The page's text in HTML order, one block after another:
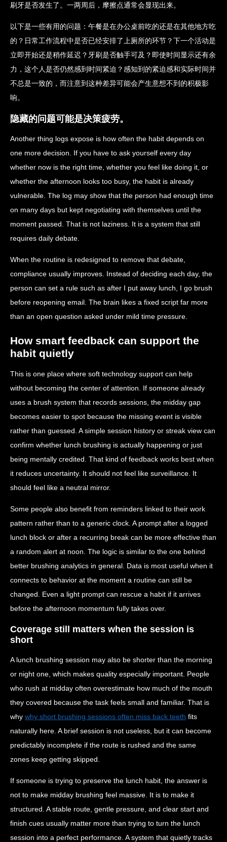
刷牙是否发生了。一两周后，摩擦点通常会显现出来。
以下是一些有用的问题：午餐是在办公桌前吃的还是在其他地方吃
的？日常工作流程中是否已经安排了上厕所的环节？下一个活动是
立即开始还是稍作延迟？牙刷是否触手可及？即使时间显示还有余
力，这个人是否仍然感到时间紧迫？感知到的紧迫感和实际时间并
不总是一致的，而注意到这种差异可能会产生意想不到的积极影
响。
隐藏的问题可能是决策疲劳。
Another thing logs expose is how often the habit depends on
one more decision. If you have to ask yourself every day
whether now is the right time, whether you feel like doing it, or
whether the afternoon looks too busy, the habit is already
vulnerable. The log may show that the person had enough time
on many days but kept negotiating with themselves until the
moment passed. That is not laziness. It is a system that still
requires daily debate.
When the routine is redesigned to remove that debate,
compliance usually improves. Instead of deciding each day, the
person can set a rule such as after I put away lunch, I go brush
before reopening email. The brain likes a fixed script far more
than an open question asked under mild time pressure.
How smart feedback can support the
habit quietly
This is one place where soft technology support can help
without becoming the center of attention. If someone already
uses a brush system that records sessions, the midday gap
becomes easier to spot because the missing event is visible
rather than guessed. A simple session history or streak view can
confirm whether lunch brushing is actually happening or just
being mentally credited. That kind of feedback works best when
it reduces uncertainty. It should not feel like surveillance. It
should feel like a neutral mirror.
Some people also benefit from reminders linked to their work
pattern rather than to a generic clock. A prompt after a logged
lunch block or after a recurring break can be more effective than
a random alert at noon. The logic is similar to the one behind
better brushing analytics in general. Data is most useful when it
connects to behavior at the moment a routine can still be
changed. Even a light prompt can rescue a habit if it arrives
before the afternoon momentum fully takes over.
Coverage still matters when the session is
short
A lunch brushing session may also be shorter than the morning
or night one, which makes quality especially important. People
who rush at midday often overestimate how much of the mouth
they covered because the task feels small and familiar. That is
why why short brushing sessions often miss back teeth fits
naturally here. A brief session is not useless, but it can become
predictably incomplete if the route is rushed and the same
zones keep getting skipped.
If someone is trying to preserve the lunch habit, the answer is
not to make midday brushing feel massive. It is to make it
structured. A stable route, gentle pressure, and clear start and
finish cues usually matter more than trying to turn the lunch
session into a perfect performance. A system that quietly tracks